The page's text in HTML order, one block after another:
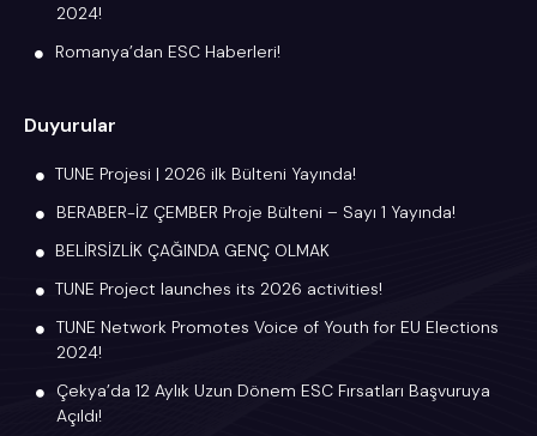
2024!
Romanya’dan ESC Haberleri!
Duyurular
TUNE Projesi | 2026 ilk Bülteni Yayında!
BERABER-İZ ÇEMBER Proje Bülteni – Sayı 1 Yayında!
BELİRSİZLİK ÇAĞINDA GENÇ OLMAK
TUNE Project launches its 2026 activities!
TUNE Network Promotes Voice of Youth for EU Elections
2024!
Çekya’da 12 Aylık Uzun Dönem ESC Fırsatları Başvuruya
Açıldı!